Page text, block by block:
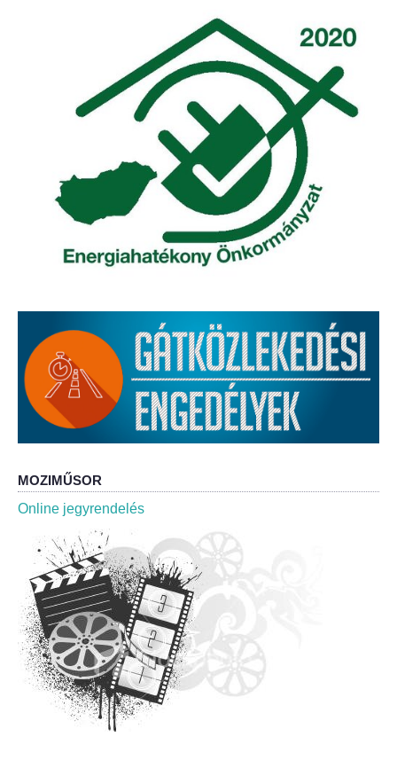
ÖNKORMÁNYZAT
Képviselő-testület
Képviselő-testületi ülések
Bizottságok
Bizottsági ülések
A helyi választási bizottság
A helyi választási bizottság határozatai
Roma Nemzetiségi Önkormányzat
Roma Nemzetiségi Önkormányzat ülések
Rendeletek
Polgármesteri normatív határozatok
Önkormányzati támogatások
Szabályzatok
Pályázatok
Közbeszerzések
Szerződések
MOZIMŰSOR
Online jegyrendelés